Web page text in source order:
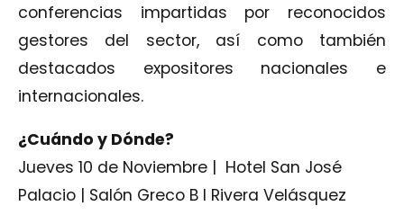
conferencias impartidas por reconocidos
gestores del sector, así como también
destacados expositores nacionales e
internacionales.
¿Cuándo y Dónde?
Jueves 10 de Noviembre | Hotel San José
Palacio | Salón Greco B l Rivera Velásquez